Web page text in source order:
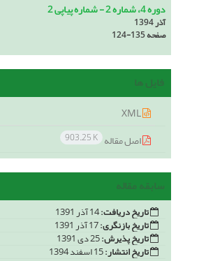
دوره 4، شماره 2 - شماره پیاپی 2
آذر 1394
صفحه124-135
فایل ها
اصل مقاله 903.25 K
سابقه مقاله
تاریخ دریافت:14 آذر 1391
تاریخ بازنگری:
تاریخ پذیرش:
تاریخ انتشار: